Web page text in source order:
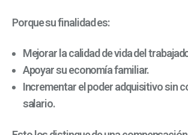
Porque su finalidad es:
Mejorar la calidad de vida del
Apoyar su economía familiar.
Incrementar el poder adquisitivo sin
salario.